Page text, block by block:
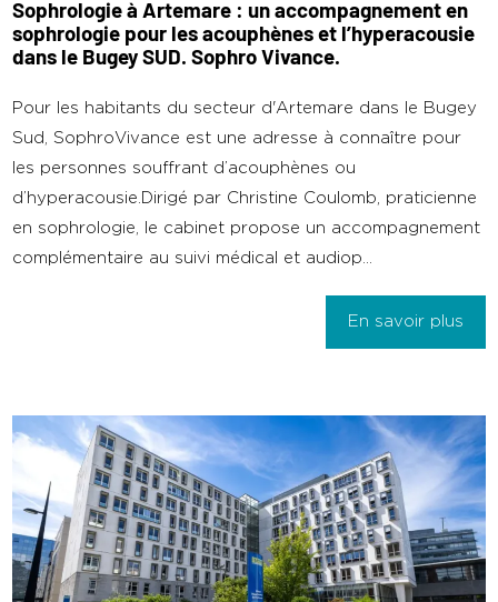
Sophrologie à Artemare : un accompagnement en
sophrologie pour les acouphènes et l’hyperacousie
dans le Bugey SUD. Sophro Vivance.
Pour les habitants du secteur d'Artemare dans le Bugey
Sud, SophroVivance est une adresse à connaître pour
les personnes souffrant d’acouphènes ou
d’hyperacousie.Dirigé par Christine Coulomb, praticienne
en sophrologie, le cabinet propose un accompagnement
complémentaire au suivi médical et audiop...
En savoir plus